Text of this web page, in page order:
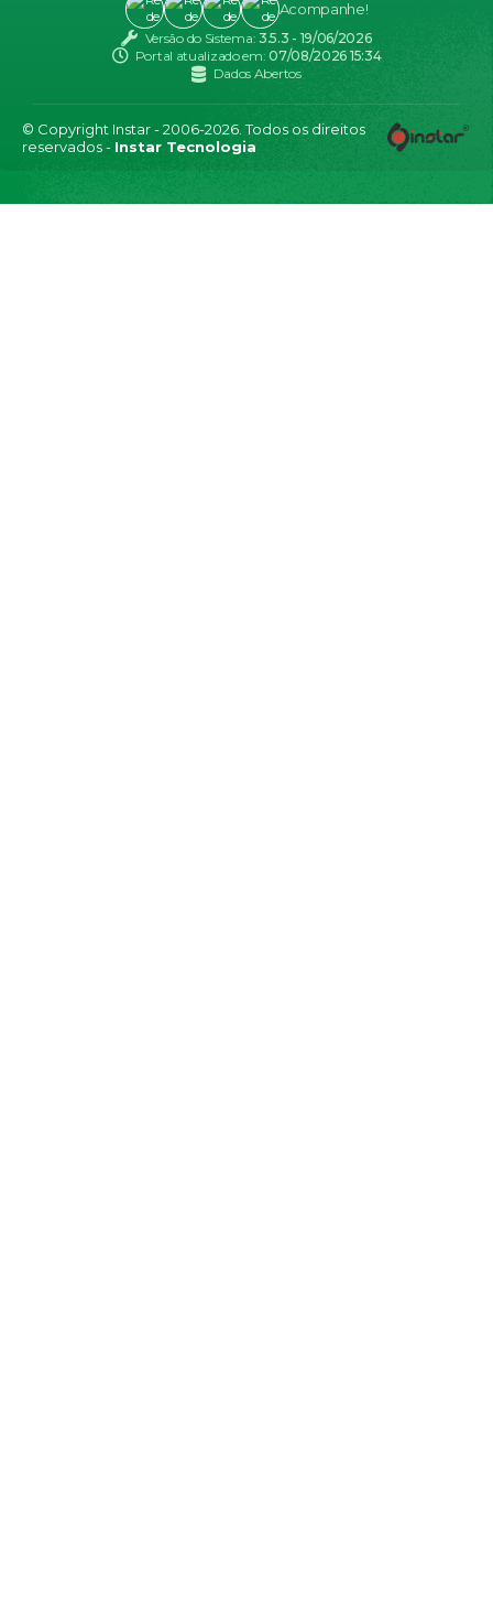
Versão do Sistema: 3.5.3 - 19/06/2026
Portal atualizado em:07/08/2026 15:34
Dados Abertos
Acompanhe!
© Copyright Instar - 2006-2026. Todos os direitos
reservados - Instar Tecnologia